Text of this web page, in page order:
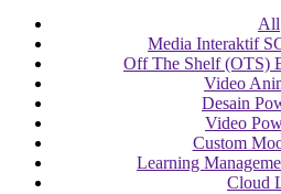
All
Media Interaktif
Off The Shelf (OTS)
Video
Desain
Video
Custom
Learning
Cloud